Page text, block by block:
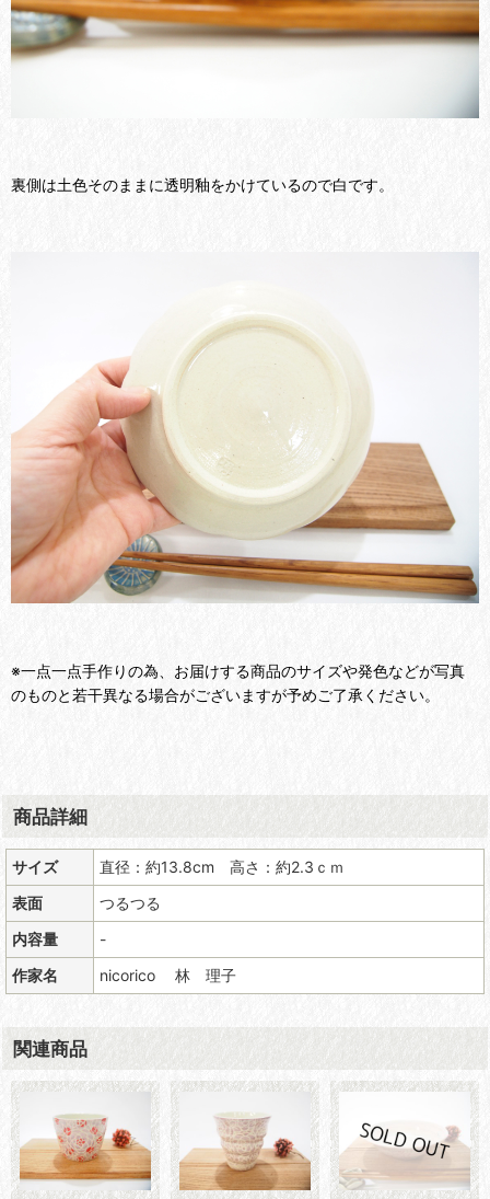
裏側は土色そのままに透明釉をかけているので白です。
※一点一点手作りの為、お届けする商品のサイズや発色などが写真
のものと若干異なる場合がございますが予めご了承ください。
商品詳細
サイズ
直径：約13.8cm 高さ：約2.3ｃｍ
表面
つるつる
内容量
-
作家名
nicorico 林 理子
関連商品